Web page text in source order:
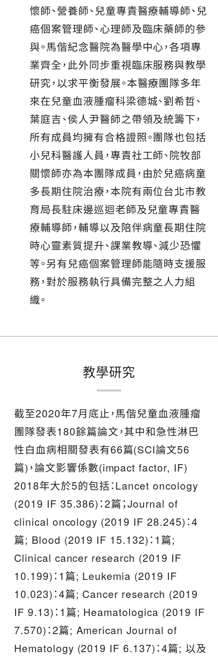
懷師、營養師、兒童專責醫療輔導師、兒
癌個案管理師、心理師及臨床藥師的參
與。馬偕紀念醫院為醫學中心，各項專
業齊全，此外同步重視臨床服務與教學
研究，以求平衡發展。本醫療團隊多年
來在兒童血液腫瘤科梁德城、劉希哲、
葉庭吉、侯人尹醫師之帶領及統籌下，
所有成員均擁有合格證照。團隊也包括
小兒科醫護人員，專責社工師、院牧部
關懷師亦為本團隊成員，由於兒癌病童
多長期住院治療，本院有兩位台北市教
育局長駐床邊巡迴老師及兒童專責醫
療輔導師，輔導以及陪伴病童長期住院
時心靈素質提升、課業教導、減少恐懼
等。另有兒癌個案管理師能隨時支援服
務，對於服務執行具備完整之人力組
織。
教學研究
截至2020年7月底止，馬偕兒童血液腫瘤
團隊發表180餘篇論文，其中和急性淋巴
性白血病相關發表有66篇(SCI論文56
篇)，論文影響係數(impact factor, IF)
2018年大於5的包括：Lancet oncology
(2019 IF 35.386)：2篇；Journal of
clinical oncology (2019 IF 28.245)：4
篇; Blood (2019 IF 15.132)：1篇;
Clinical cancer research (2019 IF
10.199)：1篇; Leukemia (2019 IF
10.023)：4篇; Cancer research (2019
IF 9.13)：1篇; Heamatologica (2019 IF
7.570)：2篇; American Journal of
Hematology (2019 IF 6.137)：4篇; 以及